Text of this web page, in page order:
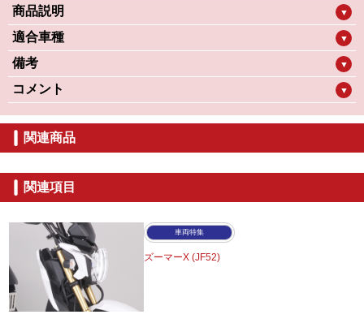
商品説明 ▼
適合車種 ▼
備考 ▼
コメント ▼
関連商品
関連項目
車両特集
ズーマーX (JF52)